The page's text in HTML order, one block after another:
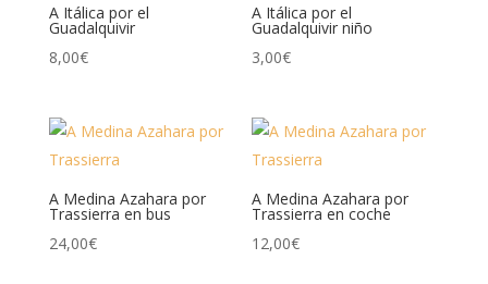
A Itálica por el
Guadalquivir
8,00€
A Itálica por el
Guadalquivir niño
3,00€
A Medina Azahara por
Trassierra en bus
24,00€
A Medina Azahara por
Trassierra en coche
12,00€